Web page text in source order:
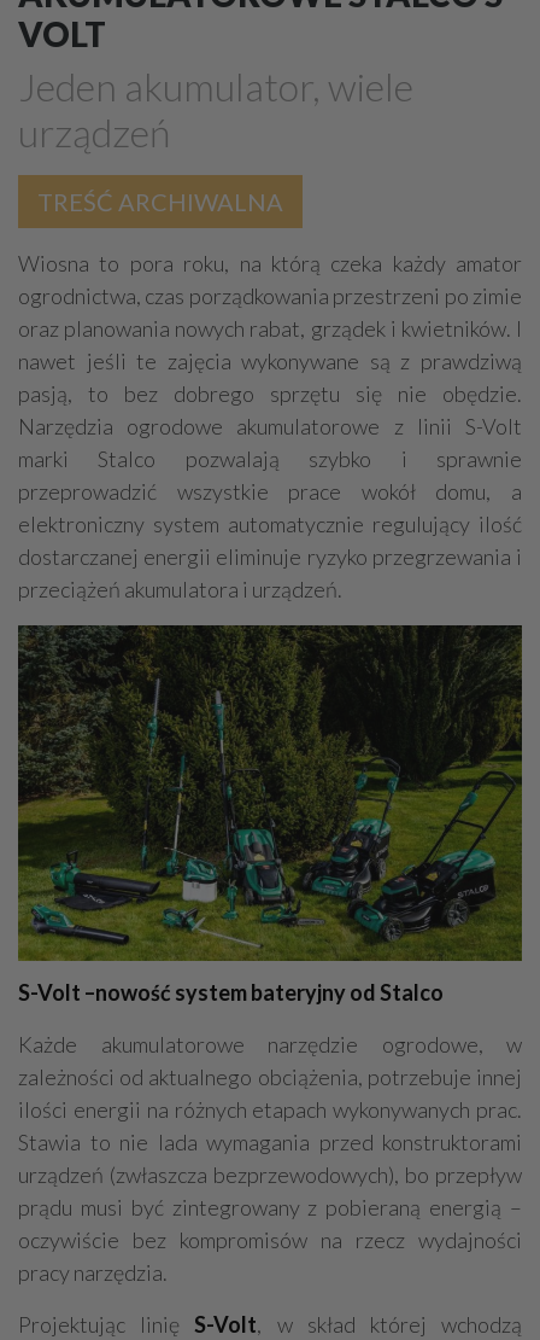
Rusztowania
Budowlane maszyny, sprzęt - producenci
BHP - artykuły, sprzęt, szkolenia
Czyszczące urządzenia
Podesty ruchome
Chłodnicze urządzenia
Budowlane maszyny, sprzęt - części, serwis
Wózki widłowe
Rolnicze maszyny, sprzęt
Transport
Pneumatyka - urządzenia, sprzęt
Przyrządy miernicze
Metale - maszyny do obróbki
VOLT
Jeden akumulator, wiele
urządzeń
TREŚĆ ARCHIWALNA
Wiosna to pora roku, na którą czeka każdy amator
ogrodnictwa, czas porządkowania przestrzeni po zimie
oraz planowania nowych rabat, grządek i kwietników. I
nawet jeśli te zajęcia wykonywane są z prawdziwą
pasją, to bez dobrego sprzętu się nie obędzie.
Narzędzia ogrodowe akumulatorowe z linii S-Volt
marki Stalco pozwalają szybko i sprawnie
przeprowadzić wszystkie prace wokół domu, a
elektroniczny system automatycznie regulujący ilość
dostarczanej energii eliminuje ryzyko przegrzewania i
przeciążeń akumulatora i urządzeń.
S-Volt –nowość system bateryjny od Stalco
Każde akumulatorowe narzędzie ogrodowe, w
zależności od aktualnego obciążenia, potrzebuje innej
ilości energii na różnych etapach wykonywanych prac.
Stawia to nie lada wymagania przed konstruktorami
urządzeń (zwłaszcza bezprzewodowych), bo przepływ
prądu musi być zintegrowany z pobieraną energią –
oczywiście bez kompromisów na rzecz wydajności
pracy narzędzia.
Projektując linięS-Volt, w skład której wchodzą